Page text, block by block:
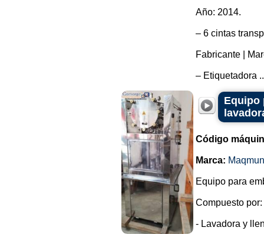
Año: 2014.
– 6 cintas
Fabricante |
– Etiquetadora
Equipo
Código
Marca:
Equipo para
Compuesto por:
- Lavadora y